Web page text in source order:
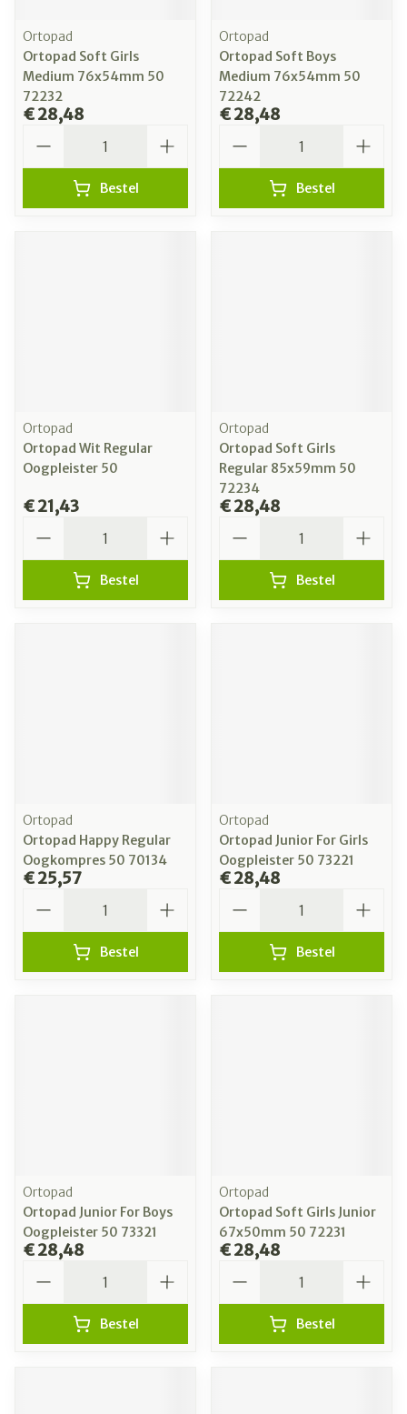
Ortopad
Ortopad Soft Girls
Medium 76x54mm 50
72232
€ 28,48
Bestel
Ortopad
Ortopad Soft Boys
Medium 76x54mm 50
72242
€ 28,48
Bestel
Ortopad
Ortopad Wit Regular
Oogpleister 50
€ 21,43
Bestel
Ortopad
Ortopad Soft Girls
Regular 85x59mm 50
72234
€ 28,48
Bestel
Ortopad
Ortopad Happy Regular
Oogkompres 50 70134
€ 25,57
Bestel
Ortopad
Ortopad Junior For Girls
Oogpleister 50 73221
€ 28,48
Bestel
Ortopad
Ortopad Junior For Boys
Oogpleister 50 73321
€ 28,48
Bestel
Ortopad
Ortopad Soft Girls Junior
67x50mm 50 72231
€ 28,48
Bestel